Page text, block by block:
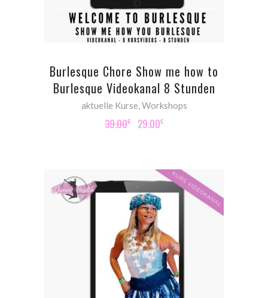
Burlesque Chore Show me how to
Burlesque Videokanal 8 Stunden
aktuelle Kurse,Workshops
39.00€ Original
price
29.00€Current
ADD TO CART